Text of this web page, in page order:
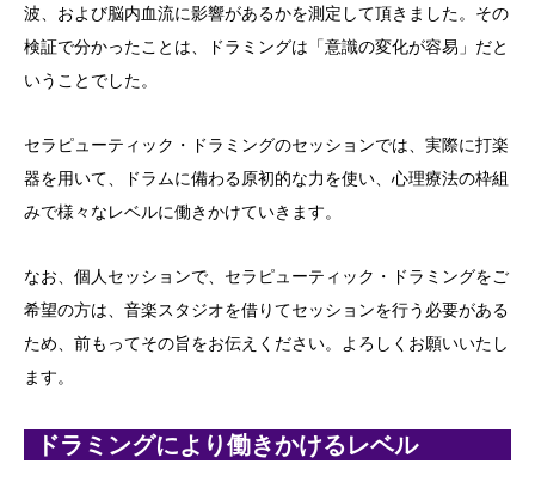
波、および脳内血流に影響があるかを測定して頂きました。その
検証で分かったことは、ドラミングは「意識の変化が容易」だと
いうことでした。
セラピューティック・ドラミングのセッションでは、実際に打楽
器を用いて、ドラムに備わる原初的な力を使い、心理療法の枠組
みで様々なレベルに働きかけていきます。
なお、個人セッションで、セラピューティック・ドラミングをご
希望の方は、音楽スタジオを借りてセッションを行う必要がある
ため、前もってその旨をお伝えください。よろしくお願いいたし
ます。
ドラミングにより働きかけるレベル